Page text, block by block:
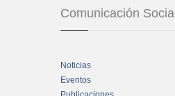
Comunicación Social
Noticias
Eventos